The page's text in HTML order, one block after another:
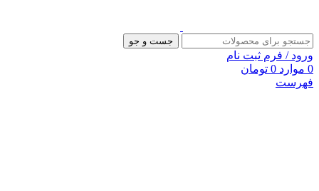
جست و جو
ورود / فرم ثبت نام
0 موارد 0 تومان
فهرست